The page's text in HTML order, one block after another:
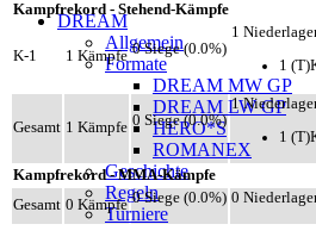
DREAM
Allgemein
Formate
DREAM MW GP
DREAM LW GP
HERO*S
ROMANEX
Geschichte
Regeln
Turniere
Kampfrekord - Stehend-Kämpfe
K-1 1 Kämpfe 0 Siege (0.0%)
1
1
Gesamt 1 Kämpfe 0 Siege (0.0%)
1
1
Kampfrekord - MMA-Kämpfe
Gesamt 0 Kämpfe 0 Siege (0.0%) 0